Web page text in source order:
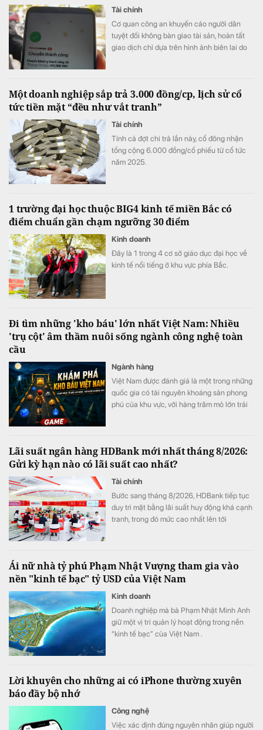
Tài chính
Cơ quan công an khuyến cáo người dân
tuyệt đối không bàn giao tài sản, hoàn tất
giao dịch chỉ dựa trên hình ảnh biên lai do
Một doanh nghiệp sắp trả 3.000 đồng/cp, lịch sử cổ
tức tiền mặt “đều như vắt tranh”
Tài chính
Tính cả đợt chi trả lần này, cổ đông nhận
tổng cộng 6.000 đồng/cổ phiếu từ cổ tức
năm 2025.
1 trường đại học thuộc BIG4 kinh tế miền Bắc có
điểm chuẩn gần chạm ngưỡng 30 điểm
Kinh doanh
Đây là 1 trong 4 cơ sở giáo dục đại học về
kinh tế nổi tiếng ở khu vực phía Bắc.
Đi tìm những 'kho báu' lớn nhất Việt Nam: Nhiều
'trụ cột' âm thầm nuôi sống ngành công nghệ toàn
cầu
Ngành hàng
Việt Nam được đánh giá là một trong những
quốc gia có tài nguyên khoáng sản phong
phú của khu vực, với hàng trăm mỏ lớn trải
Lãi suất ngân hàng HDBank mới nhất tháng 8/2026:
Gửi kỳ hạn nào có lãi suất cao nhất?
Tài chính
Bước sang tháng 8/2026, HDBank tiếp tục
duy trì mặt bằng lãi suất huy động khá cạnh
tranh, trong đó mức cao nhất lên tới
hạn.
Ái nữ nhà tỷ phú Phạm Nhật Vượng tham gia vào
nền "kinh tế bạc" tỷ USD của Việt Nam
Kinh doanh
Doanh nghiệp mà bà Phạm Nhật Minh Anh
giữ một vị trí quản lý hoạt động trong nền
“kinh tế bạc” của Việt Nam .
Lời khuyên cho những ai có iPhone thường xuyên
báo đầy bộ nhớ
Công nghệ
Việc xác định đúng nguyên nhân giúp người